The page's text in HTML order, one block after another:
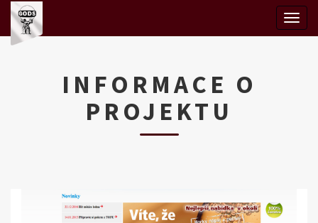
INFORMACE O
PROJEKTU
Předchozí